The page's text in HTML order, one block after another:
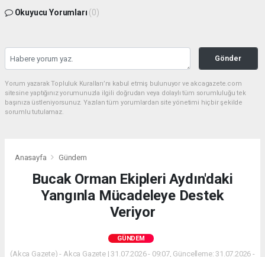
Okuyucu Yorumları (0)
Gönder
Yorum yazarak Topluluk Kuralları’nı kabul etmiş bulunuyor ve akcagazete.com
sitesine yaptığınız yorumunuzla ilgili doğrudan veya dolaylı tüm sorumluluğu tek
başınıza üstleniyorsunuz. Yazılan tüm yorumlardan site yönetimi hiçbir şekilde
sorumlu tutulamaz.
Anasayfa Gündem
Bucak Orman Ekipleri Aydın'daki
Yangınla Mücadeleye Destek
Veriyor
GÜNDEM
(Akca Gazete) - Akca Gazete | 31.07.2026 - 09:07, Güncelleme: 31.07.2026 -